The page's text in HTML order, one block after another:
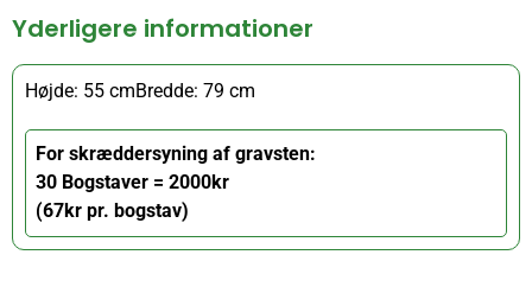
Yderligere informationer
Højde: 55 cmBredde: 79 cm
For skræddersyning af gravsten:
30 Bogstaver = 2000kr
(67kr pr. bogstav)